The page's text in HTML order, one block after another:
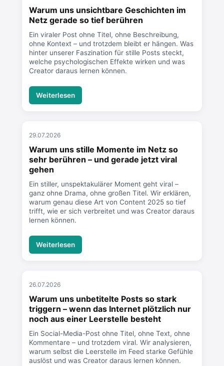
Warum uns unsichtbare Geschichten im
Netz gerade so tief berühren
Ein viraler Post ohne Titel, ohne Beschreibung,
ohne Kontext – und trotzdem bleibt er hängen. Was
hinter unserer Faszination für stille Posts steckt,
welche psychologischen Effekte wirken und was
Creator daraus lernen können.
Weiterlesen
29.07.2026
Warum uns stille Momente im Netz so
sehr berühren – und gerade jetzt viral
gehen
Ein stiller, unspektakulärer Moment geht viral –
ganz ohne Drama, ohne großen Titel. Wir erklären,
warum genau diese Art von Content 2025 so tief
trifft, wie er sich verbreitet und was Creator daraus
lernen können.
Weiterlesen
26.07.2026
Warum uns unbetitelte Posts so stark
triggern – wenn das Internet plötzlich nur
noch aus einer Leerstelle besteht
Ein Social-Media-Post ohne Titel, ohne Text, ohne
Kommentare – und trotzdem viral. Wir analysieren,
warum selbst die Leerstelle im Feed starke Gefühle
auslöst und was Creator daraus lernen können.